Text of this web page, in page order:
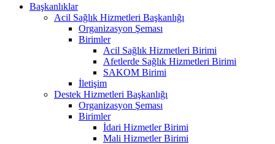
Başkanlıklar
Acil Sağlık Hizmetleri Başkanlığı
Organizasyon Şeması
Birimler
Acil Sağlık Hizmetleri Birimi
Afetlerde Sağlık Hizmetleri Birimi
SAKOM Birimi
İletişim
Destek Hizmetleri Başkanlığı
Organizasyon Şeması
Birimler
İdari Hizmetler Birimi
Mali Hizmetler Birimi